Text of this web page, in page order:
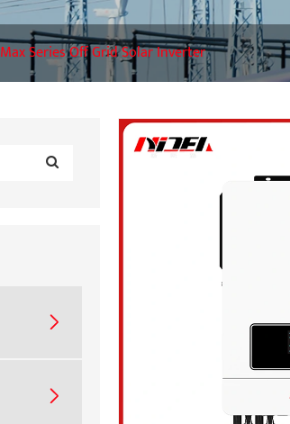
Max Series Off Grid Solar Inverter

